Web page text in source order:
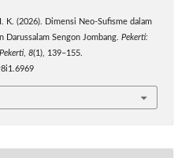
K. (2026). Dimensi Neo-Sufisme dalam
Darussalam Sengon Jombang. Pekerti:
, 8(1), 139–155.